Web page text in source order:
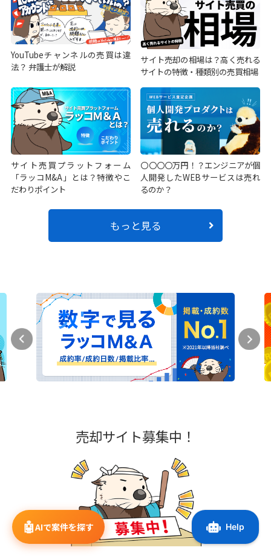
YouTubeチャンネルの売買は違
法？ 弁護士が解説
サイト売却の相場は？高く売れる
サイトの特徴・種類別の売買相場
サイト売買プラットフォーム
「ラッコM&A」とは？特徴やこ
だわりポイント
〇〇〇〇万円！？エンジニアが個
人開発したWEBサービスは売れ
るのか？
もっと見る
売却サイト募集中！
🤖AIで案件を探す